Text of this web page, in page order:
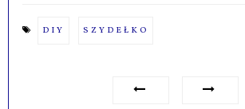
DIY SZYDEŁKO